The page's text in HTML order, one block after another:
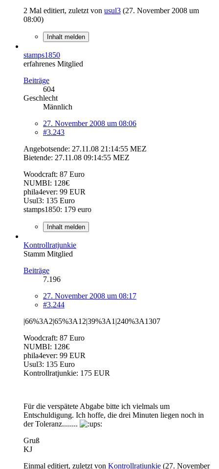
2 Mal editiert, zuletzt von usul3 (27. November 2008 um
08:00)
Inhalt melden
stamps1850
erfahrenes Mitglied
Beiträge
604
Geschlecht
Männlich
27. November 2008 um 08:06
#3.243
Angebotsende: 27.11.08 21:14:55 MEZ
Bietende: 27.11.08 09:14:55 MEZ
Woodcraft: 87 Euro
NUMBI: 128€
phila4ever: 99 EUR
Usul3: 135 Euro
stamps1850: 179 euro
Inhalt melden
Kontrollratjunkie
Stamm Mitglied
Beiträge
7.196
27. November 2008 um 08:17
#3.244
|66%3A2|65%3A12|39%3A1|240%3A1307
Woodcraft: 87 Euro
NUMBI: 128€
phila4ever: 99 EUR
Usul3: 135 Euro
Kontrollratjunkie: 175 EUR
Für die verspätete Abgabe bitte ich vielmals um
Entschuldigung. Ich hoffe, die drei Minuten liegen noch in
der Toleranz........
Gruß
KJ
Einmal editiert, zuletzt von Kontrollratjunkie (27. November